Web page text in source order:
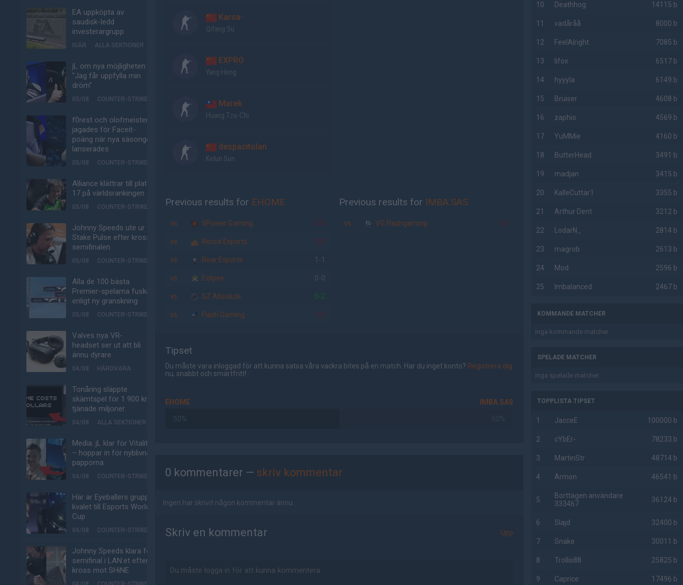
EA uppköpta av
saudisk-ledd
investerargrupp
IGÅR ALLA SEKTIONER
jL om nya möjligheten:
"Jag får uppfylla min
dröm"
05/08 COUNTER-STRIKE
f0rest och olofmeister
jagades för Faceit-
poäng när nya säsongen
lanserades
05/08 COUNTER-STRIKE
Alliance klättrar till plats
17 på världsrankingen
05/08 COUNTER-STRIKE
Johnny Speeds ute ur
Stake Pulse efter kross i
semifinalen
05/08 COUNTER-STRIKE
Alla de 100 bästa
Premier-spelarna fuskar
enligt ny granskning
05/08 COUNTER-STRIKE
Valves nya VR-
headset ser ut att bli
ännu dyrare
04/08 HÅRDVARA
Tonåring släppte
skämtspel för 1 900 kr –
tjänade miljoner
04/08 ALLA SEKTIONER
Media: jL klar för Vitality
– hoppar in för nyblivna
papporna
04/08 COUNTER-STRIKE
Här är Eyeballers grupp i
kvalet till Esports World
Cup
04/08 COUNTER-STRIKE
Johnny Speeds klara för
semifinal i LAN:et efter
kross mot SHiNE
Karsa-
Qifang Su
EXPRO
Yang Heng
Marek
Huang Tzu-Chi
despacitolan
Kelun Sun
Previous results for EHOME
vs. 5Power Gaming 2-0
vs. Recca Esports 2-0
vs. Roar Esports 1-1
vs. Eclipse 0-0
vs. SZ Absolute 0-2
vs. Flash Gaming 1-2
Previous results for IMBA.SAS
vs. VG.Flashgaming 1-2
Tipset
Du måste vara inloggad för att kunna satsa våra vackra bites på en match. Har du inget konto? Registrera dig
nu, snabbt och smärtfritt!
EHOME IMBA.SAS
50% 50%
0 kommentarer — skriv kommentar
Ingen har skrivit någon kommentar ännu.
Skriv en kommentar Upp
10 Deathhog 14115 b
11 vadåråå 8000 b
12 FeelAlright 7085 b
13 lifox 6517 b
14 hyyyla 6149 b
15 Bruiser 4608 b
16 zaphio 4569 b
17 YuMMie 4160 b
18 ButterHead 3491 b
19 madjan 3415 b
20 KalleCuttar1 3355 b
21 Arthur Dent 3212 b
22 LodarN_ 2814 b
23 magrob 2613 b
24 Mod 2596 b
25 Imbalanced 2467 b
KOMMANDE MATCHER
Inga kommande matcher.
SPELADE MATCHER
Inga spelade matcher.
TOPPLISTA TIPSET
1 JacceE 100000 b
2 cYbEr- 78233 b
3 MartinStr 48714 b
4 Armon 46541 b
5
Borttagen användare
333467
36124 b
6 Slajd 32400 b
7 Snake 30011 b
8 Trollis88 25825 b
9 Caprice 17496 b